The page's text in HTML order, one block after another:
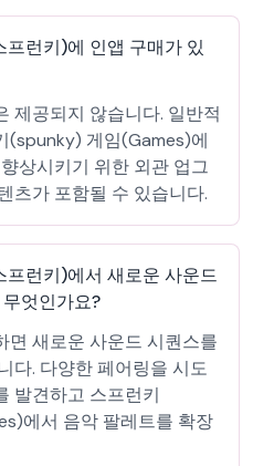
런키)에 인앱 구매가 있
제공되지 않습니다. 일반적
(spunky) 게임(Games)에
상시키기 위한 외관 업그
츠가 포함될 수 있습니다.
런키)에서 새로운 사운드
엇인가요?
면 새로운 사운드 시퀀스를
다. 다양한 페어링을 시도
발견하고 스프런키
에서 음악 팔레트를 확장